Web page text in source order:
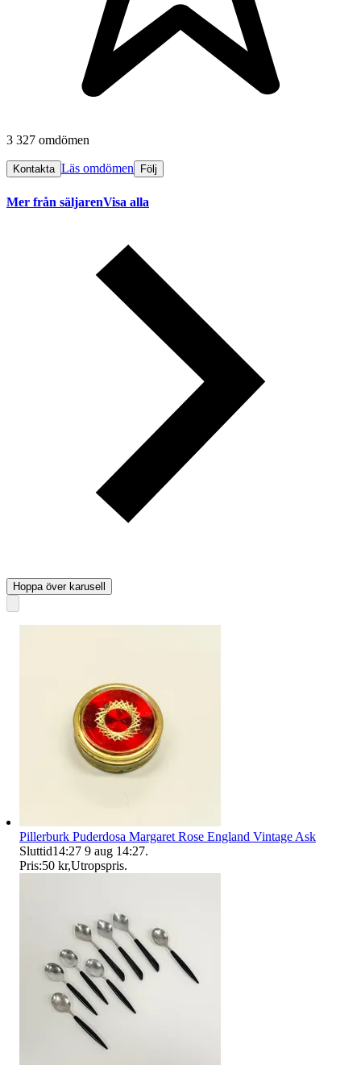
3 327 omdömen
Kontakta Läs omdömen Följ
Mer från säljarenVisa alla
Hoppa över karusell
Pillerburk Puderdosa Margaret Rose England Vintage Ask
Sluttid14:27 9 aug 14:27.
Pris:50 kr,Utropspris.